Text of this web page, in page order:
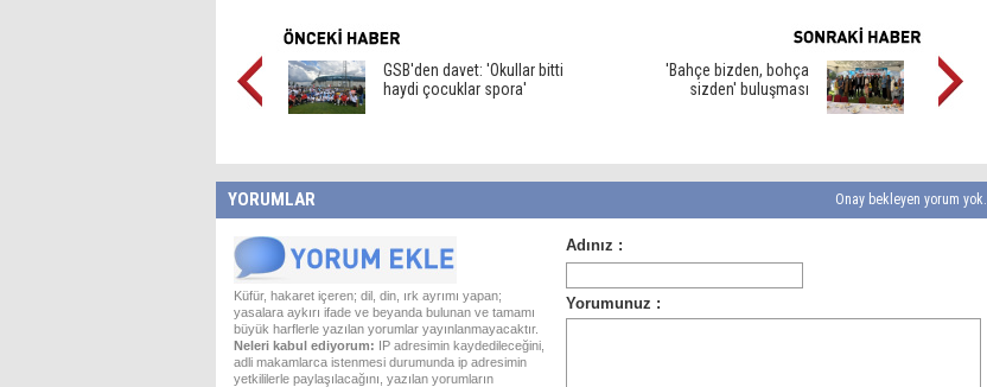
GSB'den davet: 'Okullar bitti
haydi çocuklar spora'
'Bahçe bizden, bohça
sizden' buluşması
YORUMLAR Onay bekleyen yorum yok.
Küfür, hakaret içeren; dil, din, ırk ayrımı yapan;
yasalara aykırı ifade ve beyanda bulunan ve tamamı
büyük harflerle yazılan yorumlar yayınlanmayacaktır.
Neleri kabul ediyorum: IP adresimin kaydedileceğini,
adli makamlarca istenmesi durumunda ip adresimin
yetkililerle paylaşılacağını, yazılan yorumların